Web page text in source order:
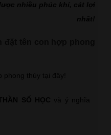
nhiều phúc khí, cát lợi
nhất!
phong thủy tại đây!
SỐ HỌC
và ý nghĩa